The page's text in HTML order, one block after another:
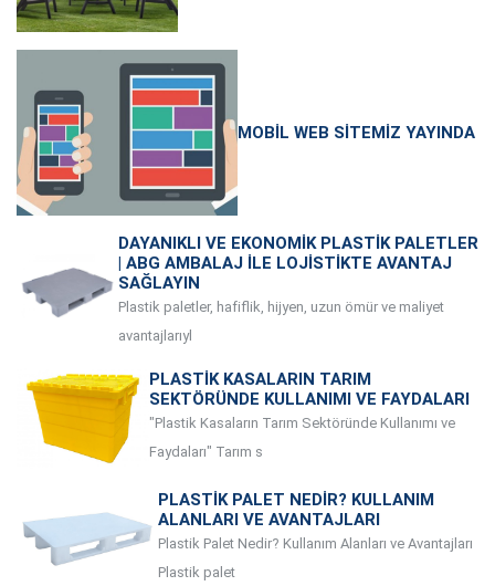
MOBIL WEB SITEMIZ YAYINDA
DAYANIKLI VE EKONOMIK PLASTIK PALETLER
| ABG AMBALAJ ILE LOJISTIKTE AVANTAJ
SAĞLAYIN
Plastik paletler, hafiflik, hijyen, uzun ömür ve maliyet
avantajlarıyl
PLASTIK KASALARIN TARIM
SEKTÖRÜNDE KULLANIMI VE FAYDALARI
"Plastik Kasaların Tarım Sektöründe Kullanımı ve
Faydaları" Tarım s
PLASTIK PALET NEDIR? KULLANIM
ALANLARI VE AVANTAJLARI
Plastik Palet Nedir? Kullanım Alanları ve Avantajları
Plastik palet